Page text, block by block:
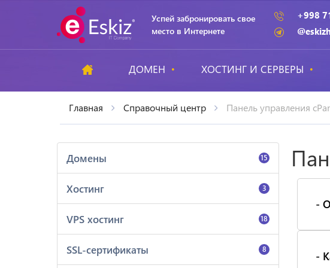
Успей забронировать свое
место в Интернете
+998
ДОМЕН ХОСТИНГ И СЕРВЕРЫ
Главная Справочный центр Панель управления
Домены 15
Хостинг 3
VPS хостинг 18
SSL-сертификаты 8
-
-